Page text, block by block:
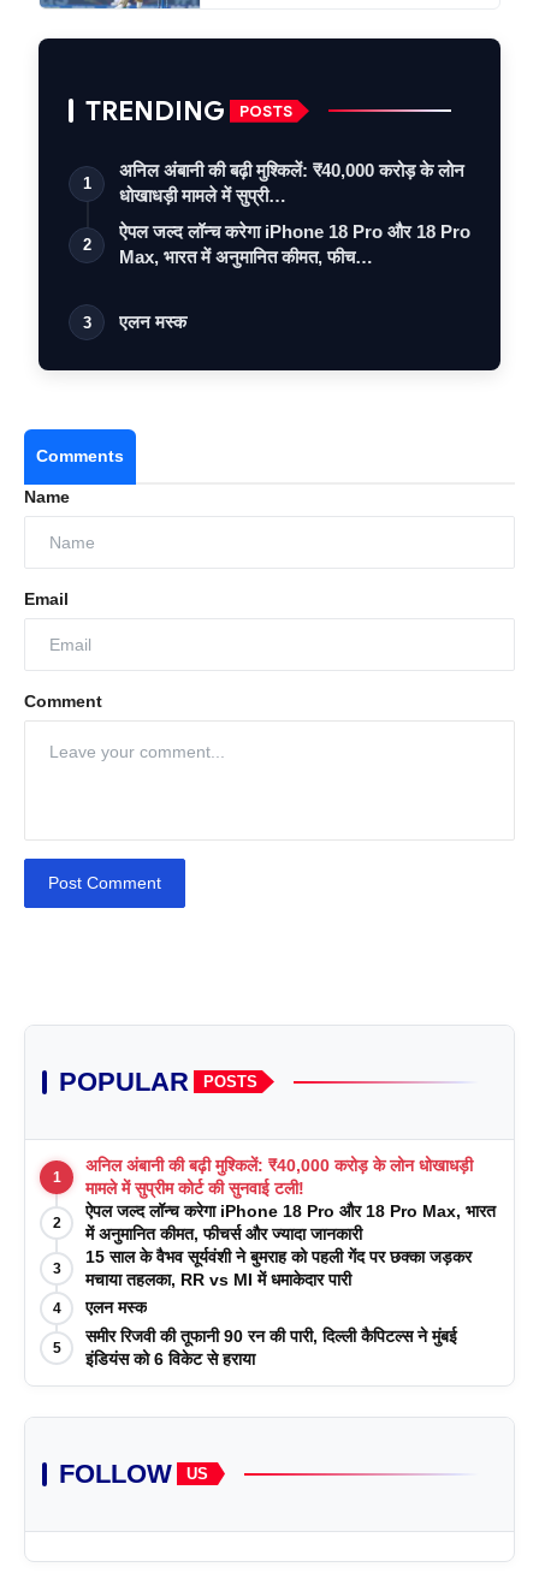
TRENDING POSTS
1
अनिल अंबानी की बढ़ी मुश्किलें: ₹40,000 करोड़ के लोन
धोखाधड़ी मामले में सुप्री…
2
ऐपल जल्द लॉन्च करेगा iPhone 18 Pro और 18 Pro
Max, भारत में अनुमानित कीमत, फीच…
3 एलन मस्क
Comments
Name
Email
Comment
Post Comment
POPULAR POSTS
1
अनिल अंबानी की बढ़ी मुश्किलें: ₹40,000 करोड़ के लोन धोखाधड़ी
मामले में सुप्रीम कोर्ट की सुनवाई टली!
2
ऐपल जल्द लॉन्च करेगा iPhone 18 Pro और 18 Pro Max, भारत
में अनुमानित कीमत, फीचर्स और ज्यादा जानकारी
3
15 साल के वैभव सूर्यवंशी ने बुमराह को पहली गेंद पर छक्का जड़कर
मचाया तहलका, RR vs MI में धमाकेदार पारी
4 एलन मस्क
5
समीर रिजवी की तूफानी 90 रन की पारी, दिल्ली कैपिटल्स ने मुंबई
इंडियंस को 6 विकेट से हराया
FOLLOW US